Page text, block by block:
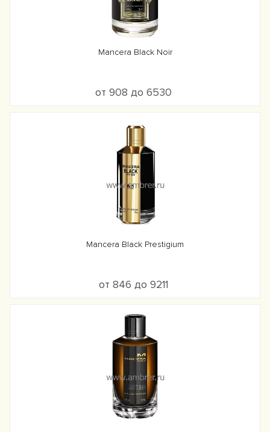
Mancera Black Noir
от 908 до 6530
Mancera Black Prestigium
от 846 до 9211